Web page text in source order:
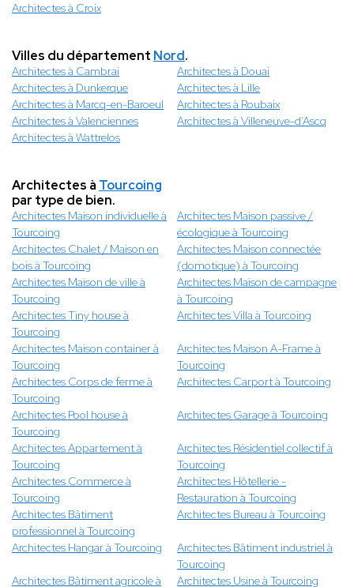
Architectes à Croix
Villes du département Nord.
Architectes à Cambrai
Architectes à Douai
Architectes à Dunkerque
Architectes à Lille
Architectes à Marcq-en-Baroeul
Architectes à Roubaix
Architectes à Valenciennes
Architectes à Villeneuve-d’Ascq
Architectes à Wattrelos
Architectes à Tourcoing
par type de bien.
Architectes Maison individuelle à
Tourcoing
Architectes Maison passive /
écologique à Tourcoing
Architectes Chalet / Maison en
bois à Tourcoing
Architectes Maison connectée
(domotique) à Tourcoing
Architectes Maison de ville à
Tourcoing
Architectes Maison de campagne
à Tourcoing
Architectes Tiny house à
Tourcoing
Architectes Villa à Tourcoing
Architectes Maison container à
Tourcoing
Architectes Maison A-Frame à
Tourcoing
Architectes Corps de ferme à
Tourcoing
Architectes Carport à Tourcoing
Architectes Pool house à
Tourcoing
Architectes Garage à Tourcoing
Architectes Appartement à
Tourcoing
Architectes Résidentiel collectif à
Tourcoing
Architectes Commerce à
Tourcoing
Architectes Hôtellerie -
Restauration à Tourcoing
Architectes Bâtiment
professionnel à Tourcoing
Architectes Bureau à Tourcoing
Architectes Hangar à Tourcoing
Architectes Bâtiment industriel à
Tourcoing
Architectes Bâtiment agricole à
Architectes Usine à Tourcoing